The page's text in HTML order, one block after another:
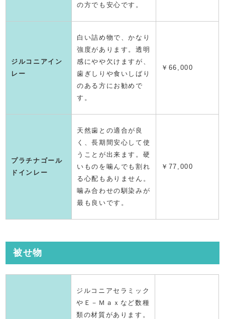
の方でも安心です。
ジルコニアイン
レー
白い詰め物で、かなり
強度があります。透明
感にやや欠けますが、
歯ぎしりや食いしばり
のある方にお勧めで
す。
￥66,000
プラチナゴール
ドインレー
天然歯との適合が良
く、長期間安心して使
うことが出来ます。硬
いものを噛んでも割れ
る心配もありません。
噛み合わせの馴染みが
最も良いです。
￥77,000
被せ物
ジルコニアセラミック
やＥ－Ｍａｘなど数種
類の材質があります。